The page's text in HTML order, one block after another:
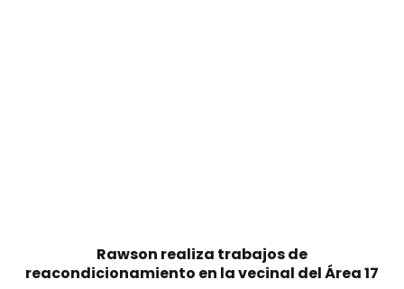
Rawson realiza trabajos de
reacondicionamiento en la vecinal del Área 17